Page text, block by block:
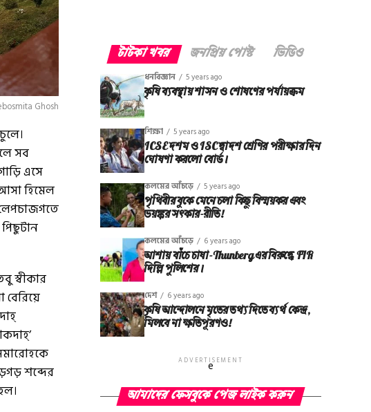
Ghosh
সব
এসে
হিমেল
স্বীকার
শব্দের
টাটকা খবর জনপ্রিয় পোস্ট ভিডিও
ধনবিজ্ঞান 5 years ago
কৃষি ব্যবস্থায় শাসন ও শোষণের পর্যায়ক্রম
শিক্ষা 5 years ago
ICSE দশম ও ISC দ্বাদশ শ্রেণির পরীক্ষার দিন
ঘোষণা করলো বোর্ড।
কলমের আঁচড়ে 5 years ago
পৃথিবীর বুকে মেনে চলা কিছু বিস্ময়কর এবং
ভয়ঙ্কর সত্‍কার-রীতি!
কলমের আঁচড়ে 6 years ago
আশায় বাঁচে চাষা-Thunberg এর বিরুদ্ধে FIR
দিল্লি পুলিশের।
দেশ 6 years ago
কৃষি আন্দোলনে মৃতের তথ‌্য দিতে ব্যর্থ কেন্দ্র,
মিলবে না ক্ষতিপূরণও!
ADVERTISEMENT
e
আমাদের ফেসবুকে পেজ লাইক করুন